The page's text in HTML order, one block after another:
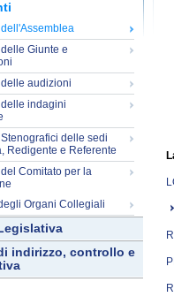
Giunte e
audizioni
indagini
delle sedi
Redigente e Referente
Comitato per la
Organi Collegiali
indirizzo, controllo e